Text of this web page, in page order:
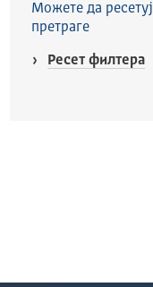
Можете да
претраге
Ресет филтера